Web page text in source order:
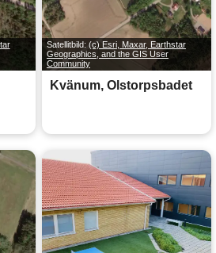
Satellitbild: (c) Esri, Maxar, Earthstar
Geographics, and the GIS User
Community
Kvänum, Olstorpsbadet